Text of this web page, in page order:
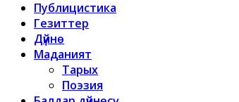
Публицистика
Гезиттер
Дүйнө
Маданият
Тарых
Поэзия